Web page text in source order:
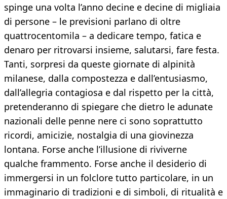
spinge una volta l’anno decine e decine di migliaia
di persone – le previsioni parlano di oltre
quattrocentomila – a dedicare tempo, fatica e
denaro per ritrovarsi insieme, salutarsi, fare festa.
Tanti, sorpresi da queste giornate di alpinità
milanese, dalla compostezza e dall’entusiasmo,
dall’allegria contagiosa e dal rispetto per la città,
pretenderanno di spiegare che dietro le adunate
nazionali delle penne nere ci sono soprattutto
ricordi, amicizie, nostalgia di una giovinezza
lontana. Forse anche l’illusione di riviverne
qualche frammento. Forse anche il desiderio di
immergersi in un folclore tutto particolare, in un
immaginario di tradizioni e di simboli, di ritualità e